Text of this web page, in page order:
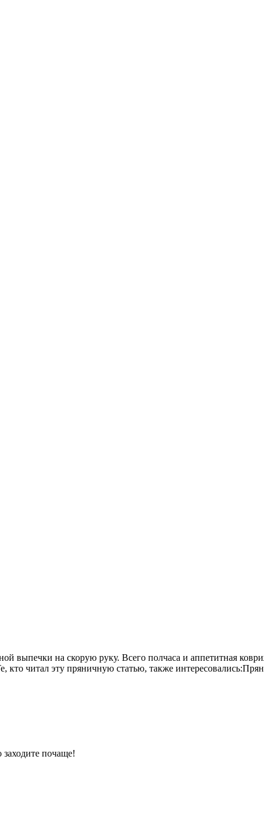
выпечки на скорую руку. Всего полчаса и аппетитная
кто читал эту пряничную статью, также
почаще!